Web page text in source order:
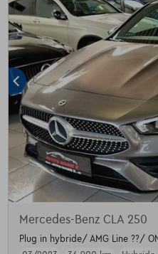
Mercedes-Benz CLA 250
Plug in hybride/ AMG Line ??/